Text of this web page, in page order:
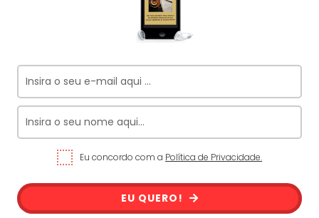
Eu concordo com a Política de Privacidade.
EU QUERO!